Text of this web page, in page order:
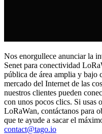
Nos enorgullece anunciar la
Senet para conectividad
pública de área amplia y bajo
mercado del Internet de las
nuestros clientes pueden
con unos pocos clics. Si usas
LoRaWan, contáctanos para
que te ayude a sacar el
contact@tago.io